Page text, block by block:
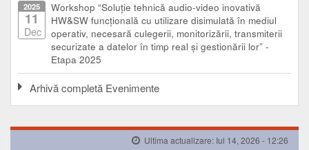
2025
11
Dec
Workshop “Soluție tehnică audio-video inovativă
HW&SW funcțională cu utilizare disimulată în mediul
operativ, necesară culegerii, monitorizării, transmiterii
securizate a datelor în timp real și gestionării lor” -
Etapa 2025
Arhivă completă Evenimente
Ultima actualizare: Iul 14, 2026 - 12:26